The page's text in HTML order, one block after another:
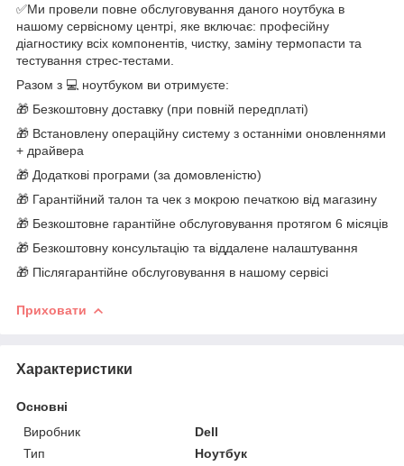
✅Ми провели повне обслуговування даного ноутбука в
нашому сервісному центрі, яке включає: професійну
діагностику всіх компонентів, чистку, заміну термопасти та
тестування стрес-тестами.
Разом з 💻 ноутбуком ви отримуєте:
🎁 Безкоштовну доставку (при повній передплаті)
🎁 Встановлену операційну систему з останніми оновленнями
+ драйвера
🎁 Додаткові програми (за домовленістю)
🎁 Гарантійний талон та чек з мокрою печаткою від магазину
🎁 Безкоштовне гарантійне обслуговування протягом 6 місяців
🎁 Безкоштовну консультацію та віддалене налаштування
🎁 Післягарантійне обслуговування в нашому сервісі
Приховати
Характеристики
Основні
Виробник
Dell
Тип
Ноутбук